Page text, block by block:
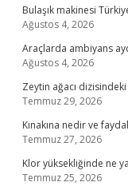
Bulaşık makinesi
Ağustos 4, 2026
Araçlarda ambiyans
Ağustos 4, 2026
Zeytin ağacı
Temmuz 29, 2026
Kınakına nedir ve
Temmuz 27, 2026
Klor yüksekliğinde ne
Temmuz 25, 2026